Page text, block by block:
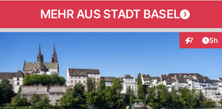
MEHR AUS STADT BASEL
7 5h